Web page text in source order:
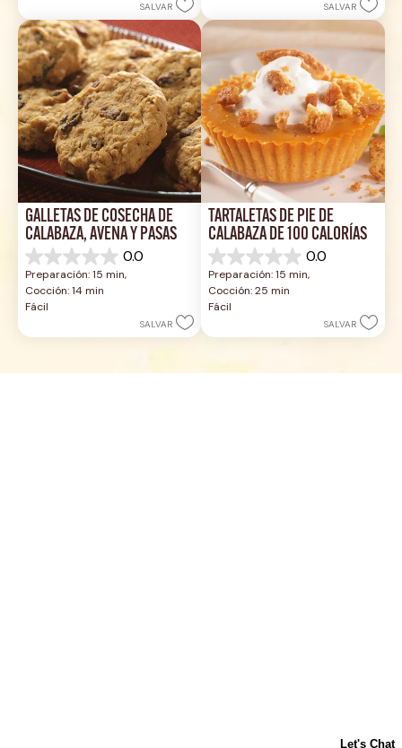
SALVAR SALVAR
GALLETAS DE COSECHA DE
CALABAZA, AVENA Y PASAS
0.0
0.0
de
5
estrellas.
Preparación: 15 min,
Cocción: 14 min
Fácil
SALVAR
TARTALETAS DE PIE DE
CALABAZA DE 100 CALORÍAS
0.0
0.0
de
5
estrellas.
Preparación: 15 min,
Cocción: 25 min
Fácil
SALVAR